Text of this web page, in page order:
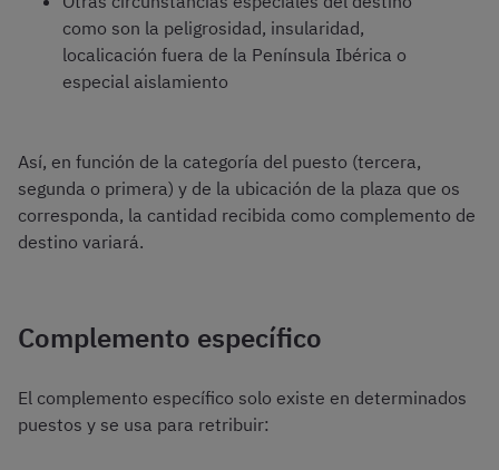
como son la peligrosidad, insularidad,
localicación fuera de la Península Ibérica o
especial aislamiento
Así, en función de la categoría del puesto (tercera,
segunda o primera) y de la ubicación de la plaza que os
corresponda, la cantidad recibida como complemento de
destino variará.
Complemento específico
El complemento específico solo existe en determinados
puestos y se usa para retribuir: